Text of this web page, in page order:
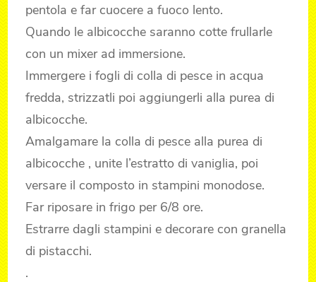
pentola e far cuocere a fuoco lento.
Quando le albicocche saranno cotte frullarle
con un mixer ad immersione.
Immergere i fogli di colla di pesce in acqua
fredda, strizzatli poi aggiungerli alla purea di
albicocche.
Amalgamare la colla di pesce alla purea di
albicocche , unite l’estratto di vaniglia, poi
versare il composto in stampini monodose.
Far riposare in frigo per 6/8 ore.
Estrarre dagli stampini e decorare con granella
di pistacchi.
.